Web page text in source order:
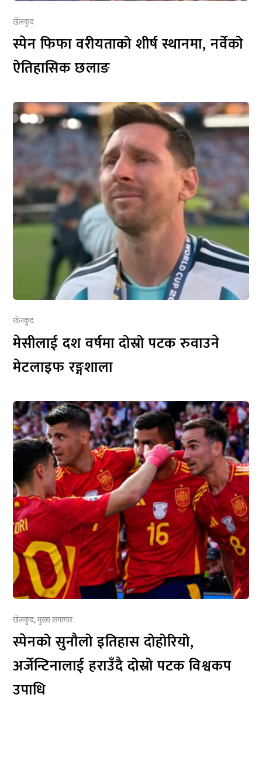
खेलकुद
स्पेन फिफा वरीयताको शीर्ष स्थानमा, नर्वेको
ऐतिहासिक छलाङ
खेलकुद
मेसीलाई दश वर्षमा दोस्रो पटक रुवाउने
मेटलाइफ रङ्गशाला
खेलकुद,मुख्य समाचार
स्पेनको सुनौलो इतिहास दोहोरियो,
अर्जेन्टिनालाई हराउँदै दोस्रो पटक विश्वकप
उपाधि